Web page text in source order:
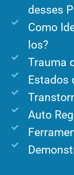
desses
Como
los?
Trauma
Estados
Auto